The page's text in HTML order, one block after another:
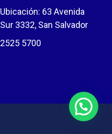
Ubicación: 63 Avenida
Sur 3332, San Salvador
2525 5700